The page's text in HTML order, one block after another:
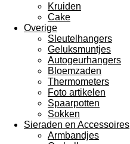
Kruiden
Cake
Overige
Sleutelhangers
Geluksmuntjes
Autogeurhangers
Bloemzaden
Thermometers
Foto artikelen
Spaarpotten
Sokken
Sieraden en Accessoires
Armbandjes